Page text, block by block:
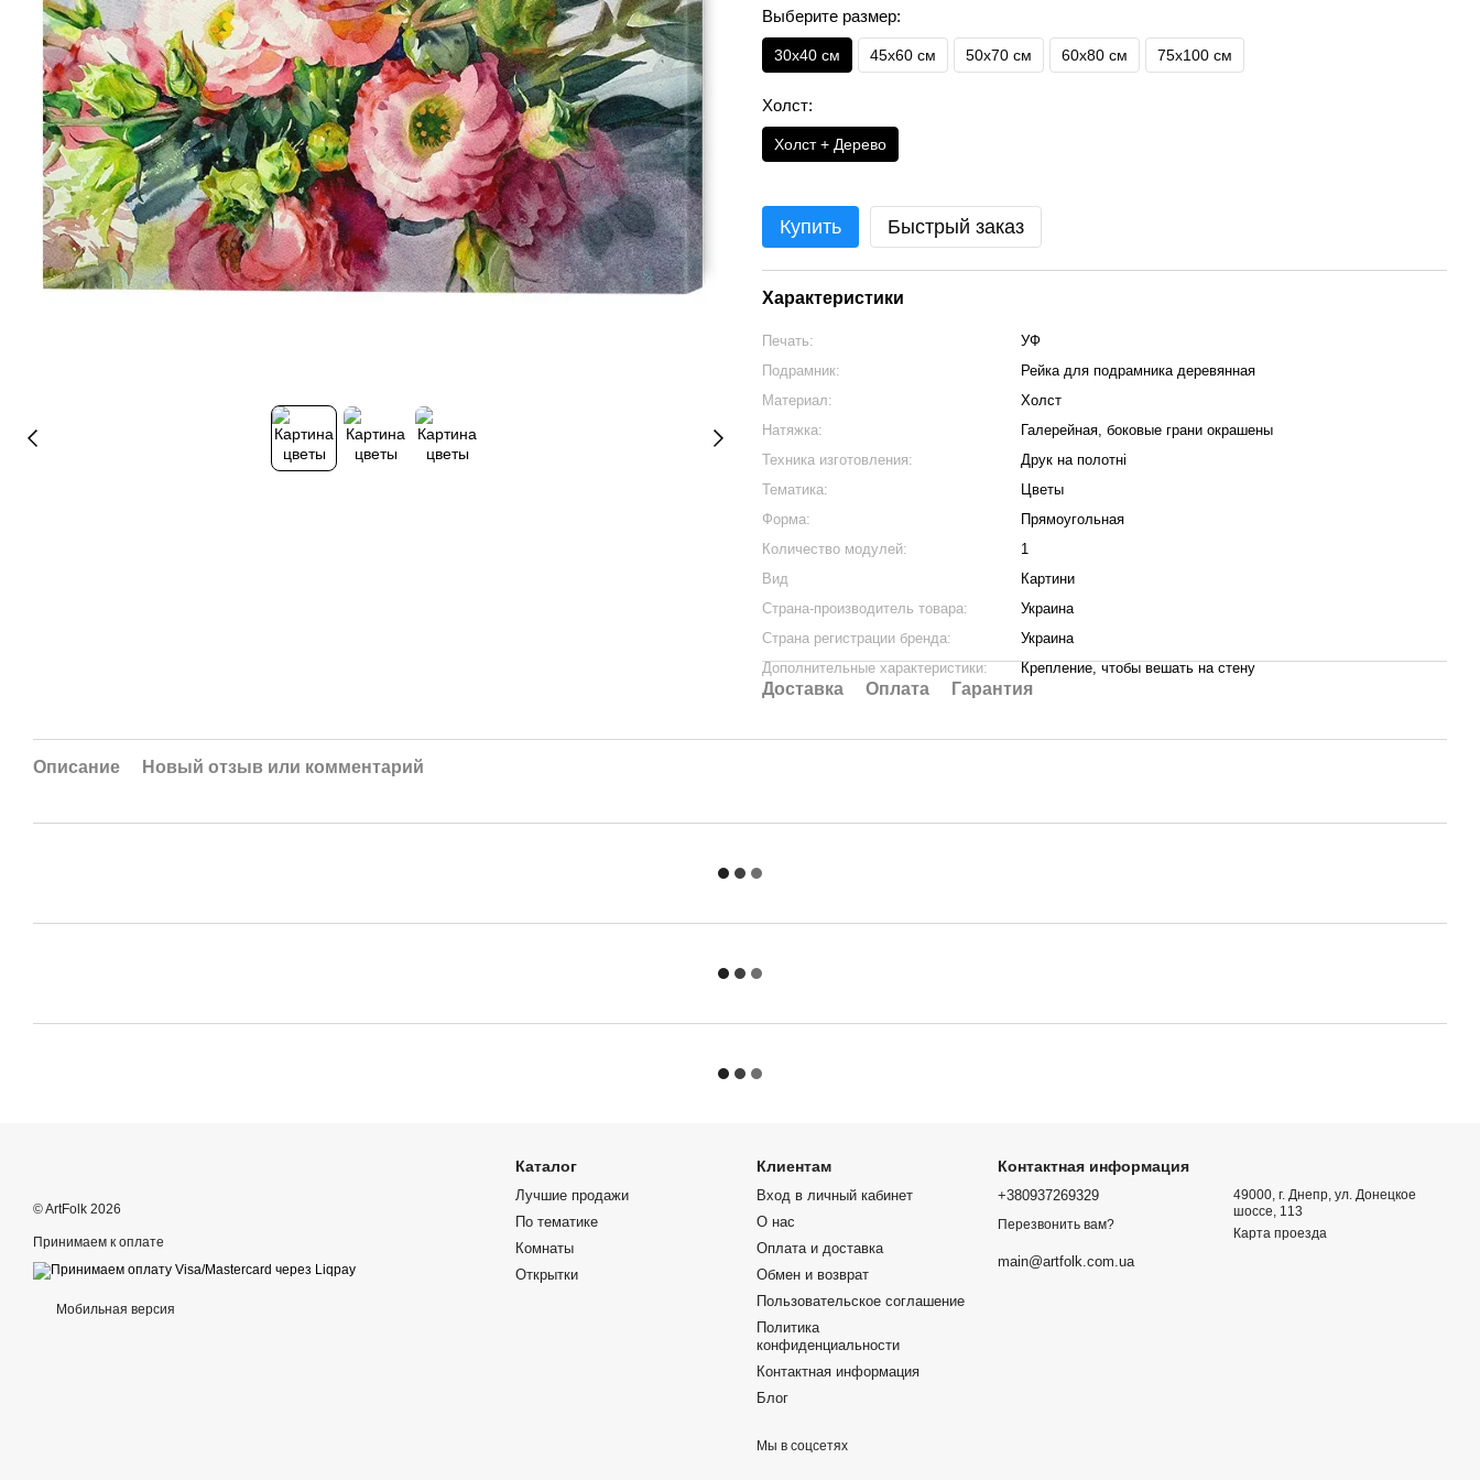
Выберите размер:
30х40 см 45х60 см 50х70 см 60х80 см 75х100 см
Холст:
Холст + Дерево
Купить Быстрый заказ
Характеристики
Печать:
УФ
Подрамник:
Рейка для подрамника деревянная
Материал:
Холст
Натяжка:
Галерейная, боковые грани окрашены
Техника изготовления:
Друк на полотні
Тематика:
Цветы
Форма:
Прямоугольная
Количество модулей:
1
Вид
Картини
Страна-производитель товара:
Украина
Страна регистрации бренда:
Украина
Дополнительные характеристики:
Крепление, чтобы вешать на стену
Доставка Оплата Гарантия
Описание Новый отзыв или комментарий
© ArtFolk 2026
Принимаем к оплате
Мобильная версия
Каталог
Лучшие продажи
По тематике
Комнаты
Открытки
Клиентам
Вход в личный кабинет
О нас
Оплата и доставка
Обмен и возврат
Пользовательское соглашение
Политика
конфиденциальности
Контактная информация
Блог
Мы в соцсетях
Контактная информация
+380937269329
Перезвонить вам?
main@artfolk.com.ua
49000, г. Днепр, ул. Донецкое
шоссе, 113
Карта проезда